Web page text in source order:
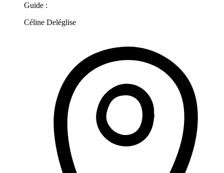
Guide :
Céline Deléglise